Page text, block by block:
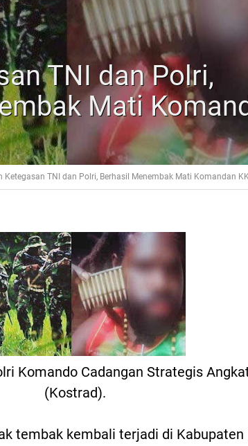
TNI dan Polri,
Mati
Ketegasan TNI dan Polri, Berhasil Menembak Mati Komandan
Komando Cadangan Strategis
(Kostrad).
tembak kembali terjadi di Kabupaten